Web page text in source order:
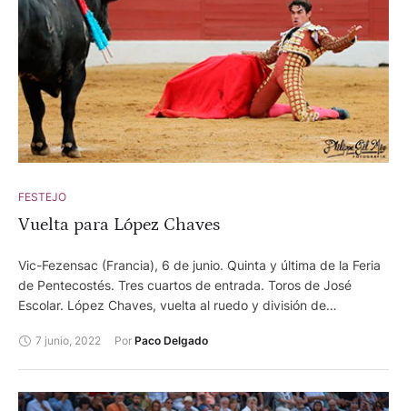
FESTEJO
Vuelta para López Chaves
Vic-Fezensac (Francia), 6 de junio. Quinta y última de la Feria
de Pentecostés. Tres cuartos de entrada. Toros de José
Escolar. López Chaves, vuelta al ruedo y división de
silencio y silencio. Foto: Philippe Gil Mir/ANFT
7 junio, 2022 Por Paco Delgado